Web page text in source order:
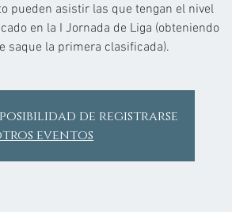
pueden asistir las que tengan el nivel
en la I Jornada de Liga (obteniendo
saque la primera clasificada).
de registrarse
eventos